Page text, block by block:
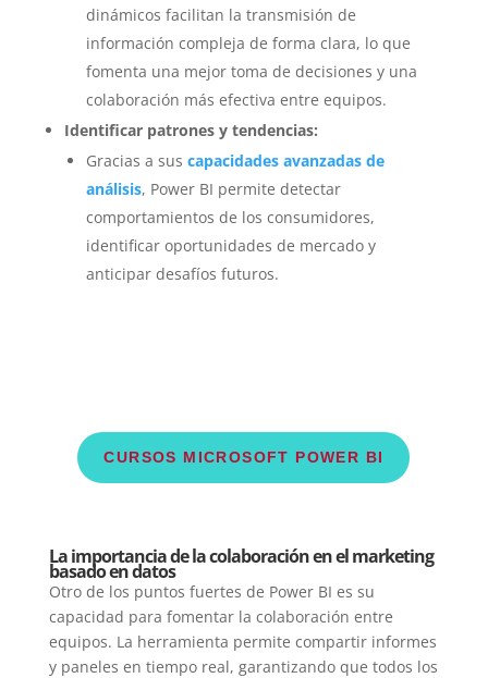
dinámicos facilitan la transmisión de
información compleja de forma clara, lo que
fomenta una mejor toma de decisiones y una
colaboración más efectiva entre equipos.
Identificar patrones y tendencias:
Gracias a sus capacidades avanzadas de
análisis, Power BI permite detectar
comportamientos de los consumidores,
identificar oportunidades de mercado y
anticipar desafíos futuros.
CURSOS MICROSOFT POWER BI
La importancia de la colaboración en el marketing
basado en datos
Otro de los puntos fuertes de Power BI es su
capacidad para fomentar la colaboración entre
equipos. La herramienta permite compartir informes
y paneles en tiempo real, garantizando que todos los